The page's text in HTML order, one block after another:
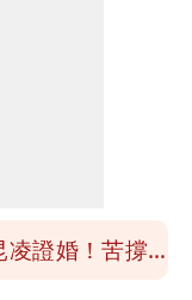
溪中失蹤 警
證婚！苦撐